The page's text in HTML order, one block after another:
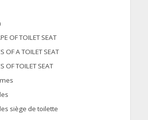
OF TOILET SEAT
OF A TOILET SEAT
OF TOILET SEAT
siège de toilette